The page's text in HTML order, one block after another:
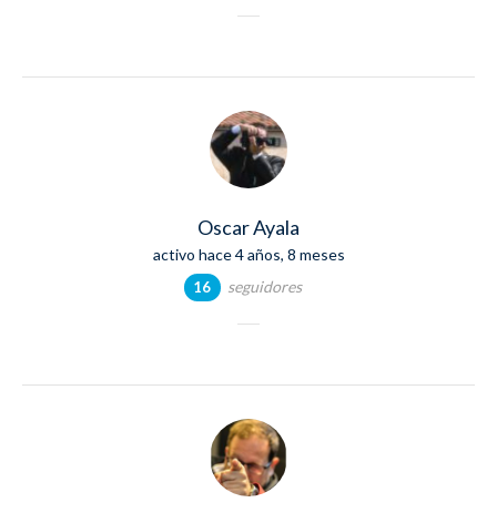
Oscar Ayala
activo hace 4 años, 8 meses
16 seguidores